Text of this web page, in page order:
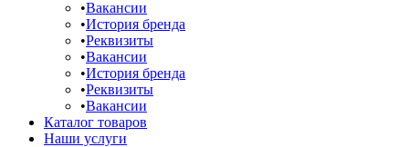
Вакансии
История бренда
Реквизиты
Вакансии
История бренда
Реквизиты
Вакансии
Каталог товаров
Наши услуги